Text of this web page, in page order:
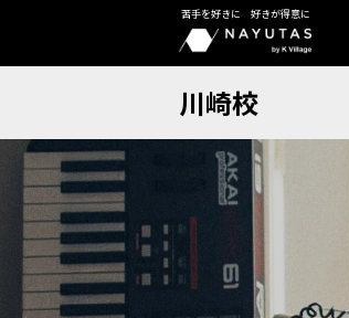
苦手を好きに 好きが得意に
川崎校